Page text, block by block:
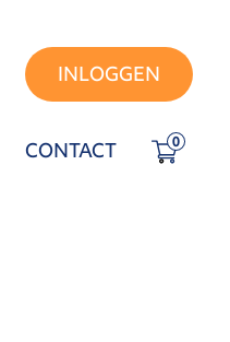
INLOGGEN
CONTACT 0